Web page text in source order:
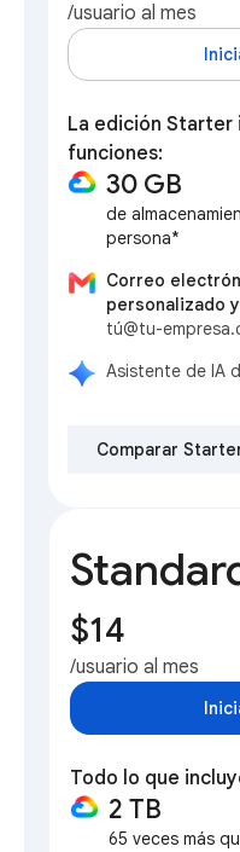
/usuario al mes
La edición Starter
funciones:
30 GB
de
persona*
Correo
personalizado
tú@tu-
Asistente de IA
Comparar
$14
/usuario al mes
Todo lo que
2 TB
65 veces más